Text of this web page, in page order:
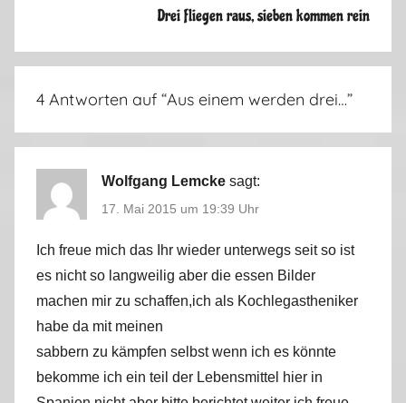
Drei fliegen raus, sieben kommen rein
4 Antworten auf “Aus einem werden drei…”
Wolfgang Lemcke sagt:
17. Mai 2015 um 19:39 Uhr
Ich freue mich das Ihr wieder unterwegs seit so ist
es nicht so langweilig aber die essen Bilder
machen mir zu schaffen,ich als Kochlegastheniker
habe da mit meinen
sabbern zu kämpfen selbst wenn ich es könnte
bekomme ich ein teil der Lebensmittel hier in